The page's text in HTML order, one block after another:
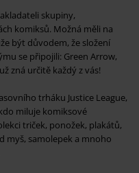
skupiny,
komiksů. Možná měli na
být důvodem, že složení
se připojili: Green Arrow,
zná určitě každý z vás!
trháku Justice League,
miluje komiksové
triček, ponožek, plakátů,
myš, samolepek a mnoho